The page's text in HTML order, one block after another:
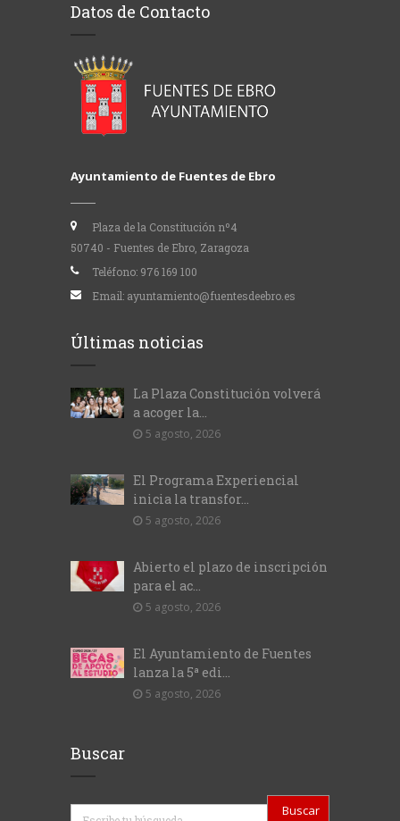
Datos de Contacto
Ayuntamiento de Fuentes de Ebro
Plaza de la Constitución nº4
50740 - Fuentes de Ebro, Zaragoza
Teléfono: 976 169 100
Email: ayuntamiento@fuentesdeebro.es
Últimas noticias
La Plaza Constitución volverá
a acoger la...
5 agosto, 2026
El Programa Experiencial
inicia la transfor...
5 agosto, 2026
Abierto el plazo de inscripción
para el ac...
5 agosto, 2026
El Ayuntamiento de Fuentes
lanza la 5ª edi...
5 agosto, 2026
Buscar
Buscar